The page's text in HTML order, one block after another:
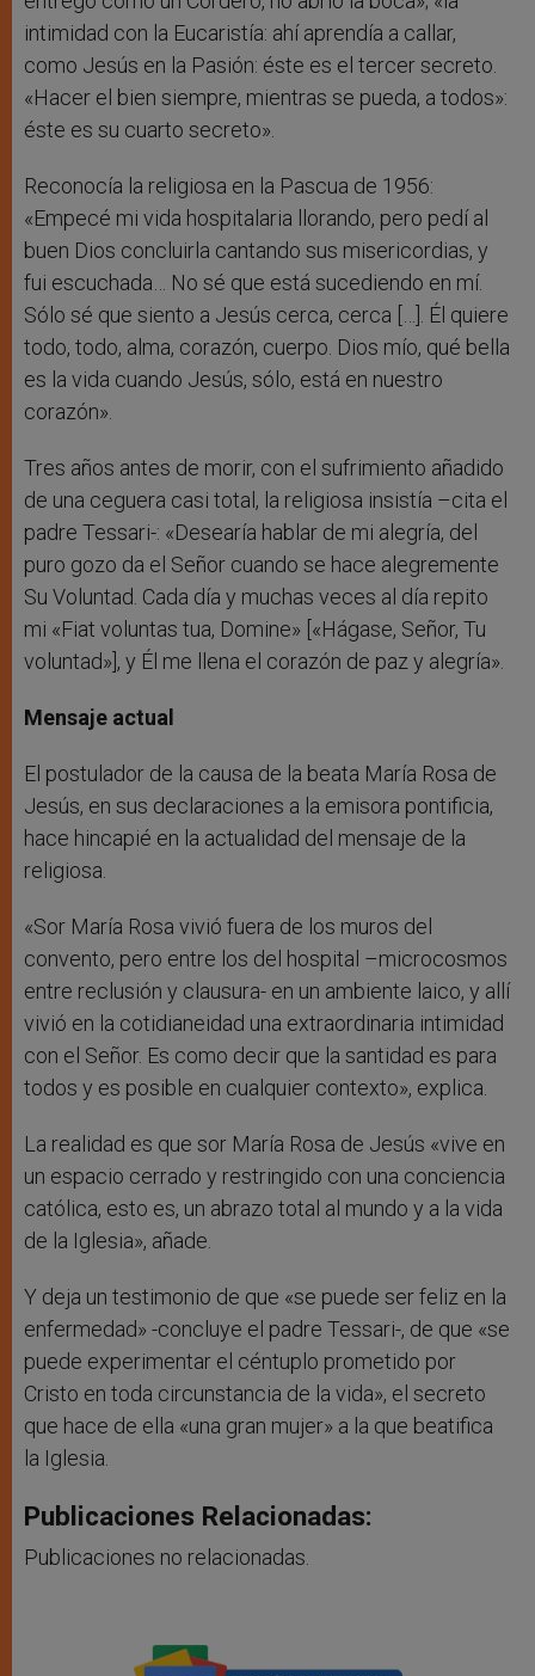
intimidad con la Eucaristía: ahí aprendía a callar,
como Jesús en la Pasión: éste es el tercer secreto.
«Hacer el bien siempre, mientras se pueda, a todos»:
éste es su cuarto secreto».
Reconocía la religiosa en la Pascua de 1956:
«Empecé mi vida hospitalaria llorando, pero pedí al
buen Dios concluirla cantando sus misericordias, y
fui escuchada… No sé que está sucediendo en mí.
Sólo sé que siento a Jesús cerca, cerca […]. Él quiere
todo, todo, alma, corazón, cuerpo. Dios mío, qué bella
es la vida cuando Jesús, sólo, está en nuestro
corazón».
Tres años antes de morir, con el sufrimiento añadido
de una ceguera casi total, la religiosa insistía –cita el
padre Tessari-: «Desearía hablar de mi alegría, del
puro gozo da el Señor cuando se hace alegremente
Su Voluntad. Cada día y muchas veces al día repito
mi «Fiat voluntas tua, Domine» [«Hágase, Señor, Tu
voluntad»], y Él me llena el corazón de paz y alegría».
Mensaje actual
El postulador de la causa de la beata María Rosa de
Jesús, en sus declaraciones a la emisora pontificia,
hace hincapié en la actualidad del mensaje de la
religiosa.
«Sor María Rosa vivió fuera de los muros del
convento, pero entre los del hospital –microcosmos
entre reclusión y clausura- en un ambiente laico, y allí
vivió en la cotidianeidad una extraordinaria intimidad
con el Señor. Es como decir que la santidad es para
todos y es posible en cualquier contexto», explica.
La realidad es que sor María Rosa de Jesús «vive en
un espacio cerrado y restringido con una conciencia
católica, esto es, un abrazo total al mundo y a la vida
de la Iglesia», añade.
Y deja un testimonio de que «se puede ser feliz en la
enfermedad» -concluye el padre Tessari-, de que «se
puede experimentar el céntuplo prometido por
Cristo en toda circunstancia de la vida», el secreto
que hace de ella «una gran mujer» a la que beatifica
la Iglesia.
Publicaciones Relacionadas:
Publicaciones no relacionadas.